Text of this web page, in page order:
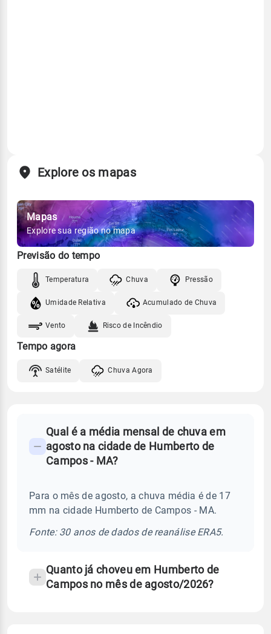
Explore os mapas
Mapas
Explore sua região no mapa
Previsão do tempo
Temperatura Chuva Pressão
Umidade Relativa Acumulado de Chuva
Vento Risco de Incêndio
Tempo agora
Satélite Chuva Agora
Perguntas
frequentes
chuva
temperatura
Qual é a média mensal de chuva em
agosto na cidade de Humberto de
Campos - MA?
Para o mês de agosto, a chuva média é de 17
mm na cidade Humberto de Campos - MA.
Fonte: 30 anos de dados de reanálise ERA5.
Quanto já choveu em Humberto de
Campos no mês de agosto/2026?